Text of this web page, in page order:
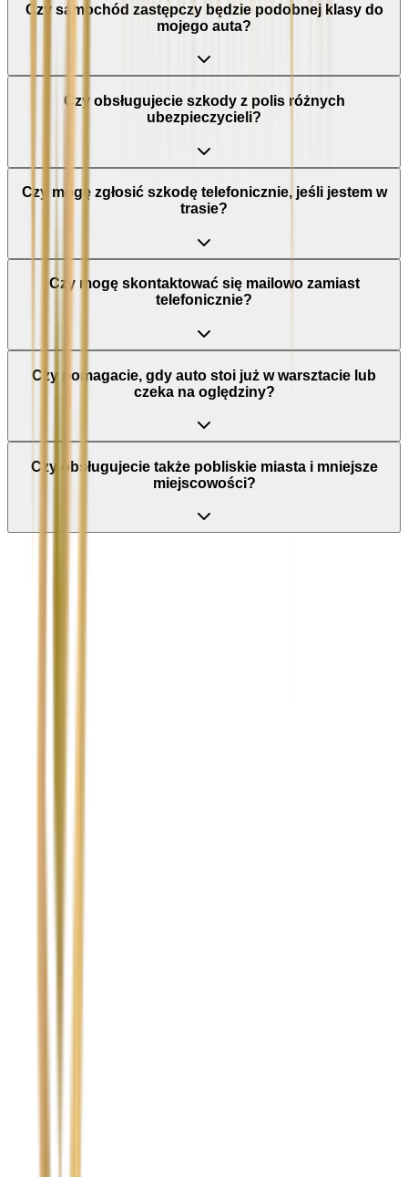
Czy samochód zastępczy będzie podobnej klasy do
mojego auta?
Czy obsługujecie szkody z polis różnych
ubezpieczycieli?
Czy mogę zgłosić szkodę telefonicznie, jeśli jestem w
trasie?
Czy mogę skontaktować się mailowo zamiast
telefonicznie?
Czy pomagacie, gdy auto stoi już w warsztacie lub
czeka na oględziny?
Czy obsługujecie także pobliskie miasta i mniejsze
miejscowości?